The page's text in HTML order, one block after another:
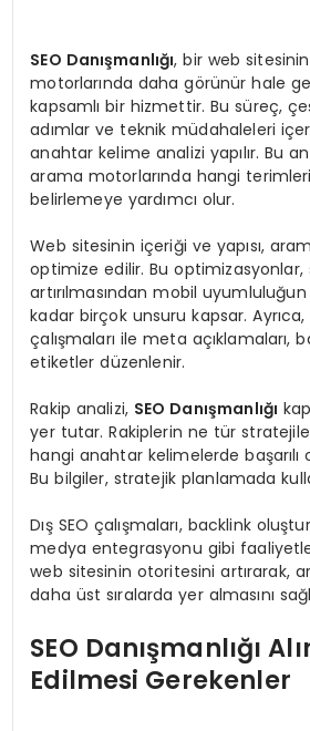
SEO Danışmanlığı, bir web
motorlarında daha görünür hale
kapsamlı bir hizmettir. Bu süreç,
adımlar ve teknik müdahaleleri
anahtar kelime analizi yapılır. Bu
arama motorlarında hangi terimleri
belirlemeye yardımcı olur.
Web sitesinin içeriği ve yapısı,
optimize edilir. Bu optimizasyonlar,
artırılmasından mobil
kadar birçok unsuru kapsar.
çalışmaları ile meta açıklamaları,
etiketler düzenlenir.
Rakip analizi, SEO Danışmanlığı
yer tutar. Rakiplerin ne tür
hangi anahtar kelimelerde başarılı
Bu bilgiler, stratejik planlamada
Dış SEO çalışmaları, backlink
medya entegrasyonu gibi
web sitesinin otoritesini artırarak,
daha üst sıralarda yer almasını
SEO Danışmanlığı
Edilmesi Gerekenler